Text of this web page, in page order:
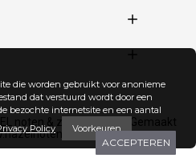
noten & zuidvruchten | Gemaakt
ACCEPTEREN
die worden gebruikt voor anonieme
dat verstuurd wordt door een
bezochte internetsite en een aantal
Policy Voorkeuren